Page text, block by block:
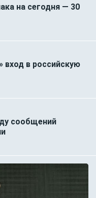
на сегодня — 30
вход в российскую
сообщений